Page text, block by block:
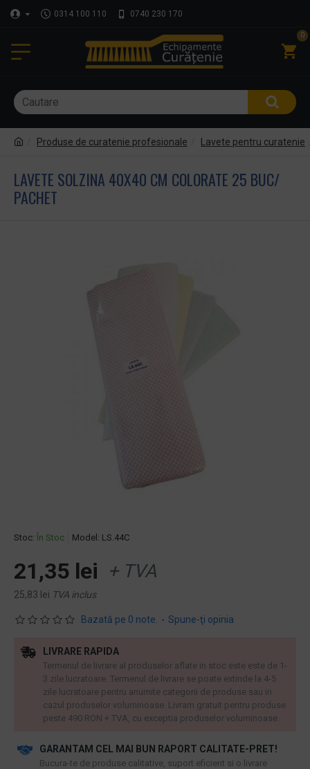
0314 100 110 0740 230 170
0
Produse de curatenie profesionale Lavete pentru curatenie
LAVETE SOLZINA 40X40 CM COLORATE 25 BUC/
PACHET
Stoc: În Stoc Model: LS.44C
Bazată pe 0 note. - Spune-ţi opinia
21,35 lei + TVA
25,83 lei TVA inclus
GARANTAM CEL MAI BUN RAPORT CALITATE-PRET!
​Bucura-te de produse calitative, suport eficient si o livrare
LIVRARE RAPIDA
Termenul de livrare al produselor aflate in stoc este este de 1-
3 zile lucratoare. Termenul de livrare se poate extinde la 4-5
zile lucratoare pentru anumite categorii de produse sau in
cazul produselor voluminoase. Livram gratuit pentru produse
peste 490 RON + TVA, cu exceptia produselor voluminoase.